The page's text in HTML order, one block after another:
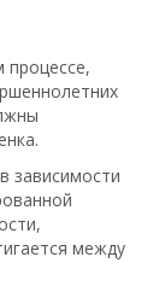
процессе,
зависимости
между